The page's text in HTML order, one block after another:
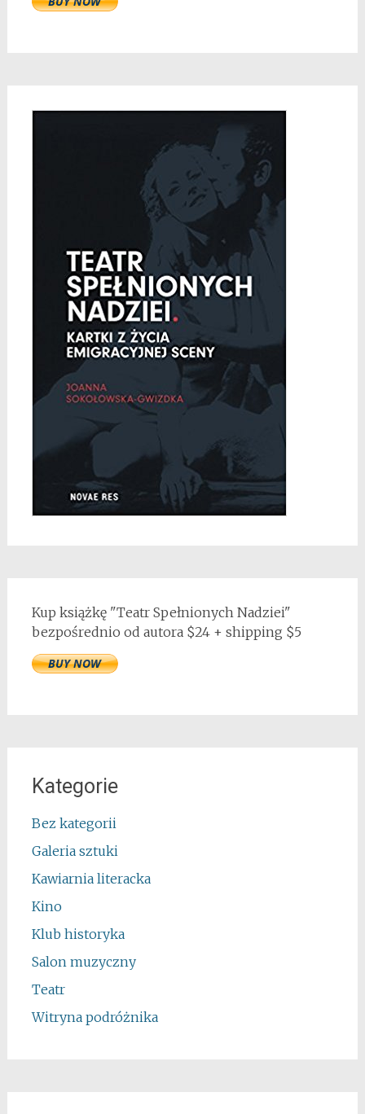
Kup książkę "Teatr Spełnionych Nadziei"
bezpośrednio od autora $24 + shipping $5
Kategorie
Bez kategorii
Galeria sztuki
Kawiarnia literacka
Kino
Klub historyka
Salon muzyczny
Teatr
Witryna podróżnika